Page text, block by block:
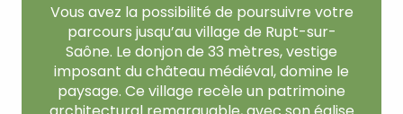
Vous avez la possibilité de poursuivre votre
parcours jusqu’au village de Rupt-sur-
Saône. Le donjon de 33 mètres, vestige
imposant du château médiéval, domine le
paysage. Ce village recèle un patrimoine